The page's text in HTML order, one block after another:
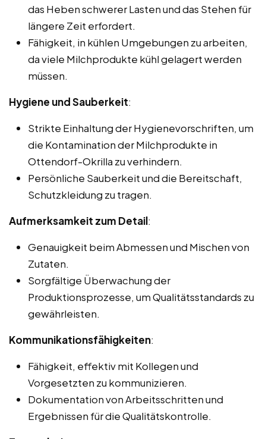
das Heben schwerer Lasten und das Stehen für
längere Zeit erfordert.
Fähigkeit, in kühlen Umgebungen zu arbeiten,
da viele Milchprodukte kühl gelagert werden
müssen.
Hygiene und Sauberkeit:
Strikte Einhaltung der Hygienevorschriften, um
die Kontamination der Milchprodukte in
Ottendorf-Okrilla zu verhindern.
Persönliche Sauberkeit und die Bereitschaft,
Schutzkleidung zu tragen.
Aufmerksamkeit zum Detail:
Genauigkeit beim Abmessen und Mischen von
Zutaten.
Sorgfältige Überwachung der
Produktionsprozesse, um Qualitätsstandards zu
gewährleisten.
Kommunikationsfähigkeiten:
Fähigkeit, effektiv mit Kollegen und
Vorgesetzten zu kommunizieren.
Dokumentation von Arbeitsschritten und
Ergebnissen für die Qualitätskontrolle.